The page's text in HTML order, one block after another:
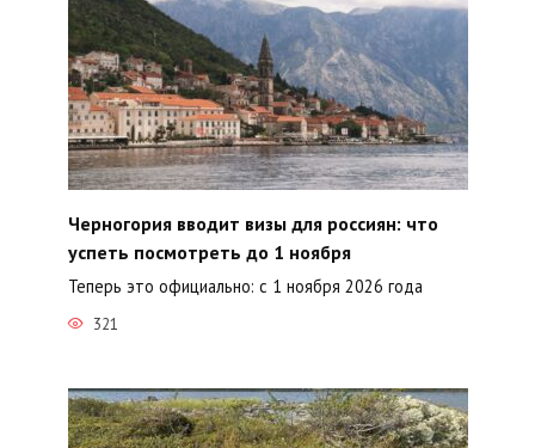
Черногория вводит визы для россиян: что
успеть посмотреть до 1 ноября
Теперь это официально: с 1 ноября 2026 года
321